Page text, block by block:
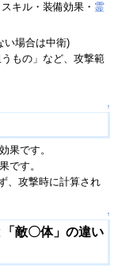
キル・装備効果・ 霊
い場合は中衛)
もの」など、攻撃範
↑
果です。
です。
、攻撃時に計算され
↑
敵〇体」の違い